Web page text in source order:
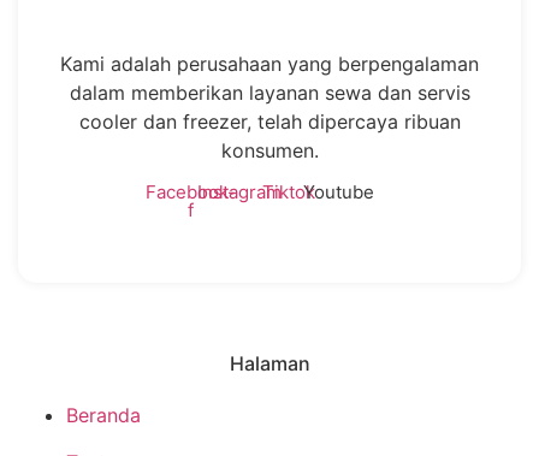
Kami adalah perusahaan yang berpengalaman
dalam memberikan layanan sewa dan servis
cooler dan freezer, telah dipercaya ribuan
konsumen.
Facebook-
f
InstagramTiktokYoutube
Halaman
Beranda